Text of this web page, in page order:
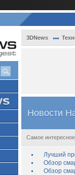
3DNews
Новости
Самое
Лучший
Обзор
Обзор